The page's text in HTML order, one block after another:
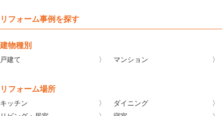
リフォーム事例を探す
建物種別
戸建て マンション
リフォーム場所
キッチン
ダイニング